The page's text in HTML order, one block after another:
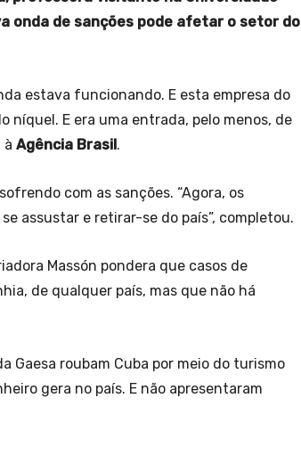
onda de sanções pode afetar o setor do
estava funcionando. E esta empresa do
níquel. E era uma entrada, pelo menos, de
à Agência Brasil.
com as sanções. “Agora, os
assustar e retirar-se do país”, completou.
Massón pondera que casos de
de qualquer país, mas que não há
Gaesa roubam Cuba por meio do turismo
gera no país. E não apresentaram